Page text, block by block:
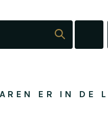
ER IN DE